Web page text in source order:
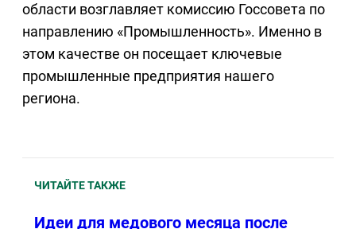
области возглавляет комиссию Госсовета по
направлению «Промышленность». Именно в
этом качестве он посещает ключевые
промышленные предприятия нашего
региона.
ЧИТАЙТЕ ТАКЖЕ
Идеи для медового месяца после